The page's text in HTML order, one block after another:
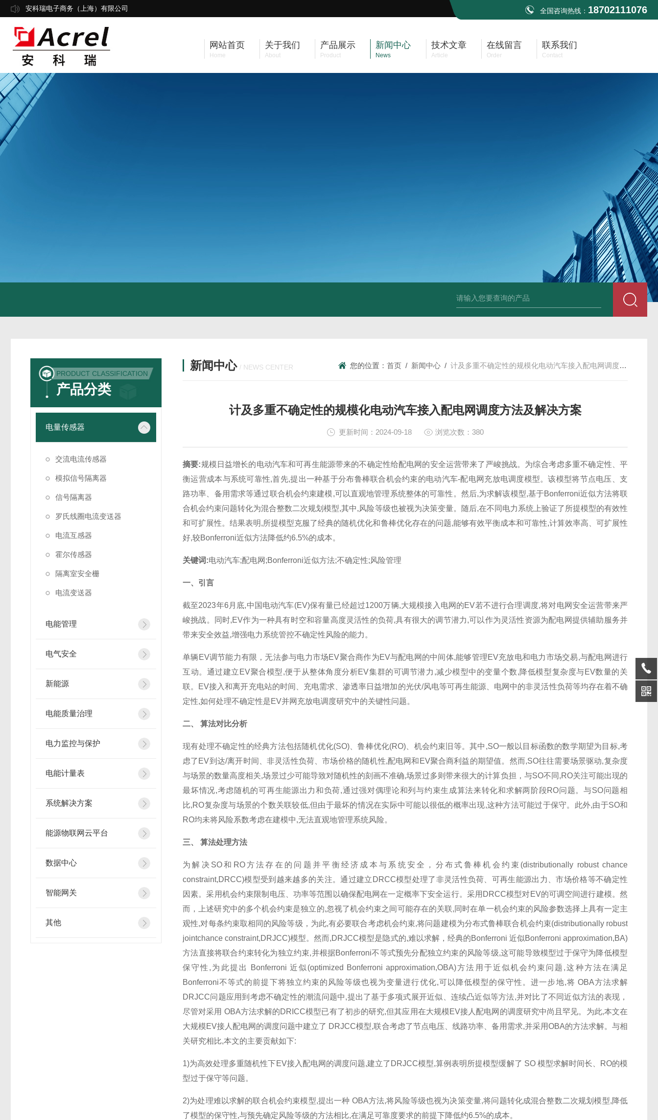
安科瑞电子商务（上海）有限公司 全国咨询热线： 18702111076
网站首页
Home
关于我们
About
产品展示
Product
新闻中心
News
技术文章
Article
在线留言
Order
联系我们
Contact
PRODUCT CLASSIFICATION
产品分类
电量传感器
交流电流传感器
模拟信号隔离器
信号隔离器
罗氏线圈电流变送器
电流互感器
霍尔传感器
隔离室安全栅
电流变送器
电能管理
电气安全
新能源
电能质量治理
电力监控与保护
电能计量表
系统解决方案
能源物联网云平台
数据中心
智能网关
其他
新闻中心 / NEWS CENTER 您的位置：首页 / 新闻中心 /计及多重不确定性的规模化电动汽车接入配电网调度方法及解决方案
计及多重不确定性的规模化电动汽车接入配电网调度方法及解决方案
更新时间：2024-09-18 浏览次数：380
摘要:规模日益增长的电动汽车和可再生能源带来的不确定性给配电网的安全运营带来了严峻挑战。为综合考虑多重不确定性、平
衡运营成本与系统可靠性,首先,提出一种基于分布鲁棒联合机会约束的电动汽车-配电网充放电调度模型。该模型将节点电压、支
路功率、备用需求等通过联合机会约束建模,可以直观地管理系统整体的可靠性。然后,为求解该模型,基于Bonferroni近似方法将联
合机会约束问题转化为混合整数二次规划模型,其中,风险等级也被视为决策变量。随后,在不同电力系统上验证了所提模型的有效性
和可扩展性。结果表明,所提模型克服了经典的随机优化和鲁棒优化存在的问题,能够有效平衡成本和可靠性,计算效率高、可扩展性
好,较Bonferroni近似方法降低约6.5%的成本。
关键词:电动汽车;配电网;Bonferroni近似方法;不确定性;风险管理
一、引言
截至2023年6月底,中国电动汽车(EV)保有量已经超过1200万辆,大规模接入电网的EV若不进行合理调度,将对电网安全运营带来严
峻挑战。同时,EV作为一种具有时空和容量高度灵活性的负荷,具有很大的调节潜力,可以作为灵活性资源为配电网提供辅助服务并
带来安全效益,增强电力系统管控不确定性风险的能力。
单辆EV调节能力有限，无法参与电力市场EV聚合商作为EV与配电网的中间体,能够管理EV充放电和电力市场交易,与配电网进行
互动。通过建立EV聚合模型,便于从整体角度分析EV集群的可调节潜力,减少模型中的变量个数,降低模型复杂度与EV数量的关
联。EV接入和离开充电站的时间、充电需求、渗透率日益增加的光伏/风电等可再生能源、电网中的非灵活性负荷等均存在着不确
定性,如何处理不确定性是EV并网充放电调度研究中的关键性问题。
二、 算法对比分析
现有处理不确定性的经典方法包括随机优化(SO)、鲁棒优化(RO)、机会约束旧等。其中,SO一般以目标函数的数学期望为目标,考
虑了EV到达/离开时间、非灵活性负荷、市场价格的随机性,配电网和EV聚合商利益的期望值。然而,SO往往需要场景驱动,复杂度
与场景的数量高度相关,场景过少可能导致对随机性的刻画不准确,场景过多则带来很大的计算负担，与SO不同,RO关注可能出现的
最坏情况,考虑随机的可再生能源出力和负荷,通过强对偶理论和列与约束生成算法来转化和求解两阶段RO问题。与SO问题相
比,RO复杂度与场景的个数关联较低,但由于最坏的情况在实际中可能以很低的概率出现,这种方法可能过于保守。此外,由于SO和
RO均未将风险系数考虑在建模中,无法直观地管理系统风险。
三、 算法处理方法
为解决SO和RO方法存在的问题并平衡经济成本与系统安全，分布式鲁棒机会约束(distributionally robust chance
constraint,DRCC)模型受到越来越多的关注。通过建立DRCC模型处理了非灵活性负荷、可再生能源出力、市场价格等不确定性
因素。采用机会约束限制电压、功率等范围以确保配电网在一定概率下安全运行。采用DRCC模型对EV的可调空间进行建模。然
而，上述研究中的多个机会约束是独立的,忽视了机会约束之间可能存在的关联,同时在单一机会约束的风险参数选择上具有一定主
观性,对每条约束取相同的风险等级，为此,有必要联合考虑机会约束,将问题建模为分布式鲁棒联合机会约束(distributionally robust
jointchance constraint,DRJCC)模型。然而,DRJCC模型是隐式的,难以求解，经典的Bonferroni 近似Bonferroni approximation,BA)
方法直接将联合约束转化为独立约束,并根据Bonferroni不等式预先分配独立约束的风险等级,这可能导致模型过于保守为降低模型
保守性,为此提出 Bonferroni 近似(optimized Bonferroni approximation,OBA)方法用于近似机会约束问题,这种方法在满足
Bonferroni不等式的前提下将独立约束的风险等级也视为变量进行优化,可以降低模型的保守性。进一步地,将 OBA方法求解
DRJCC问题应用到考虑不确定性的潮流问题中,提出了基于多项式展开近似、连续凸近似等方法,并对比了不同近似方法的表现，
尽管对采用 OBA方法求解的DRICC模型已有了初步的研究,但其应用在大规模EV接人配电网的调度研究中尚且罕见。为此,本文在
大规模EV接人配电网的调度问题中建立了 DRJCC模型,联合考虑了节点电压、线路功率、备用需求,并采用OBA的方法求解。与相
关研究相比,本文的主要贡献如下:
1)为高效处理多重随机性下EV接入配电网的调度问题,建立了DRJCC模型,算例表明所提模型缓解了 SO 模型求解时间长、RO的模
型过于保守等问题。
2)为处理难以求解的联合机会约束模型,提出一种 OBA方法,将风险等级也视为决策变量,将问题转化成混合整数二次规划模型,降低
了模型的保守性,与预先确定风险等级的方法相比,在满足可靠度要求的前提下降低约6.5%的成本。